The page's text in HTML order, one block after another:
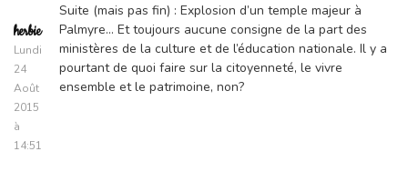
herbie
Lundi
24
Août
2015
à
14:51
Suite (mais pas fin) : Explosion d’un temple majeur à
Palmyre… Et toujours aucune consigne de la part des
ministères de la culture et de l’éducation nationale. Il y a
pourtant de quoi faire sur la citoyenneté, le vivre
ensemble et le patrimoine, non?